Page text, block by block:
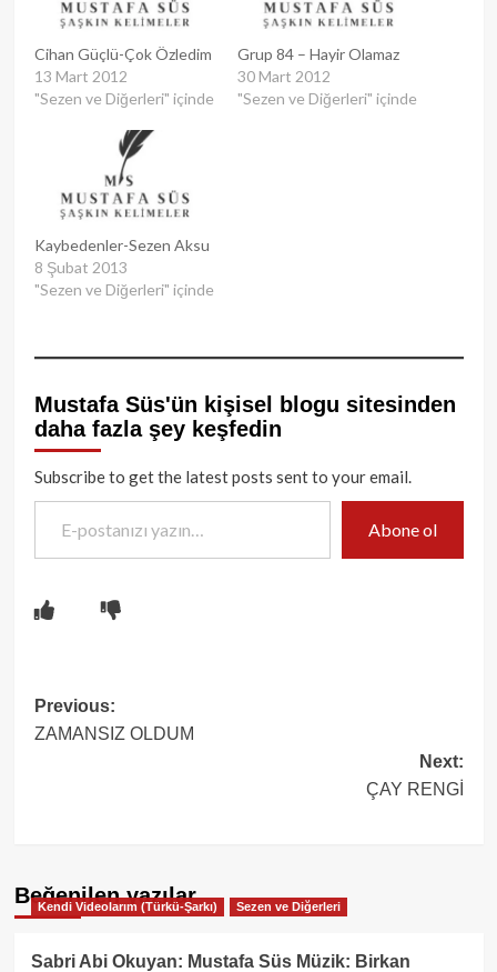
Cihan Güçlü-Çok Özledim
13 Mart 2012
"Sezen ve Diğerleri" içinde
Grup 84 – Hayir Olamaz
30 Mart 2012
"Sezen ve Diğerleri" içinde
Kaybedenler-Sezen Aksu
8 Şubat 2013
"Sezen ve Diğerleri" içinde
Mustafa Süs'ün kişisel blogu sitesinden
daha fazla şey keşfedin
Subscribe to get the latest posts sent to your email.
E-postanızı yazın…
Abone ol
Post
navigation
Previous:
ZAMANSIZ OLDUM
Next:
ÇAY RENGİ
Beğenilen yazılar
Kendi Videolarım (Türkü-Şarkı) Sezen ve Diğerleri
Sabri Abi Okuyan: Mustafa Süs Müzik: Birkan